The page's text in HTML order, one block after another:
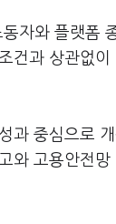
자와 플랫폼
건과 상관없
과 중심으로
와 고용안전